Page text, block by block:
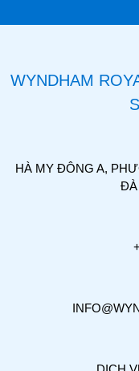
WYNDHAM
HÀ MY ĐÔNG A,
ĐÀ